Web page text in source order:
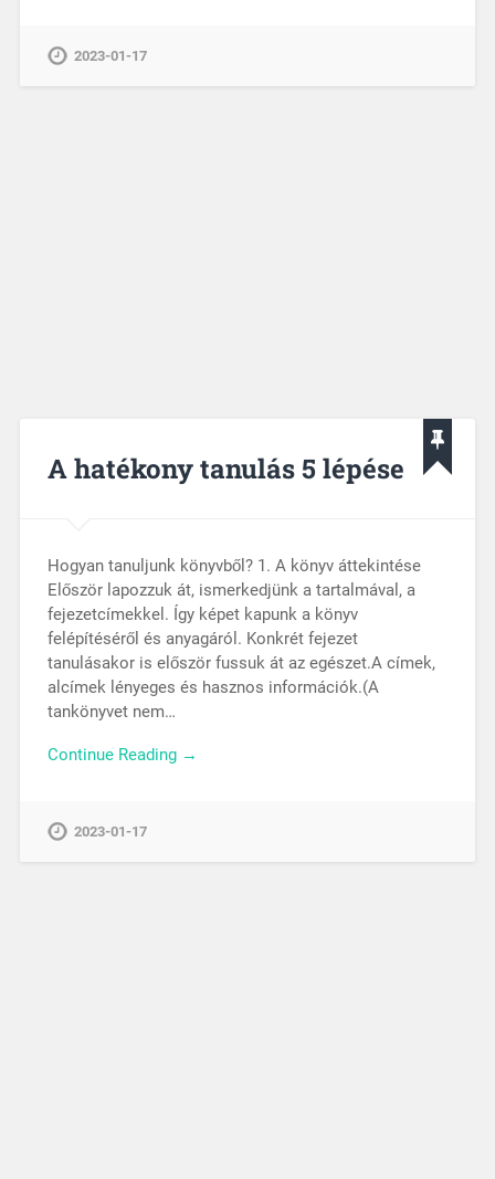
2023-01-17
A hatékony tanulás 5 lépése
Hogyan tanuljunk könyvből? 1. A könyv áttekintése
Először lapozzuk át, ismerkedjünk a tartalmával, a
fejezetcímekkel. Így képet kapunk a könyv
felépítéséről és anyagáról. Konkrét fejezet
tanulásakor is először fussuk át az egészet.A címek,
alcímek lényeges és hasznos információk.(A
tankönyvet nem…
Continue Reading →
2023-01-17